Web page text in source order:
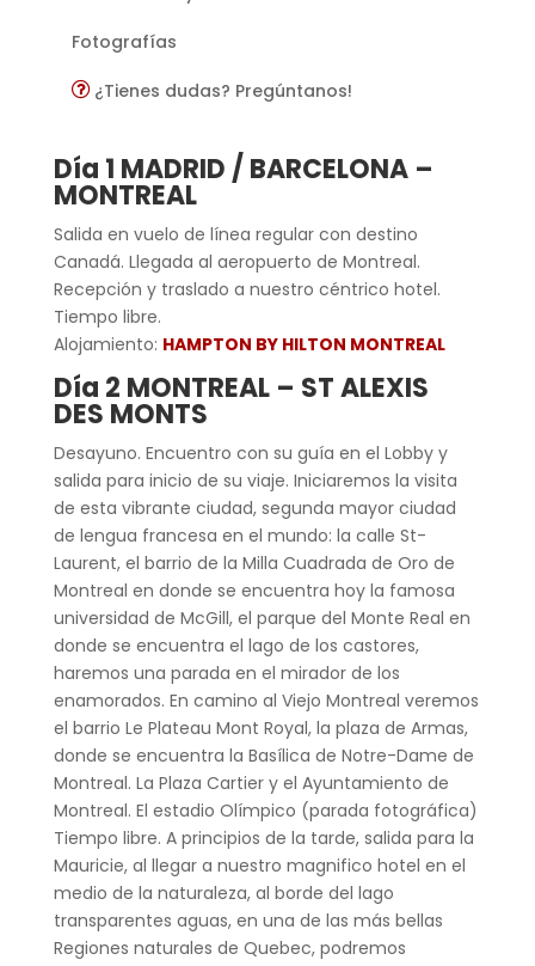
Fotografías
¿Tienes dudas? Pregúntanos!
Día 1 MADRID / BARCELONA –
MONTREAL
Salida en vuelo de línea regular con destino
Canadá. Llegada al aeropuerto de Montreal.
Recepción y traslado a nuestro céntrico hotel.
Tiempo libre.
Alojamiento: HAMPTON BY HILTON MONTREAL
Día 2 MONTREAL – ST ALEXIS
DES MONTS
Desayuno. Encuentro con su guía en el Lobby y
salida para inicio de su viaje. Iniciaremos la visita
de esta vibrante ciudad, segunda mayor ciudad
de lengua francesa en el mundo: la calle St-
Laurent, el barrio de la Milla Cuadrada de Oro de
Montreal en donde se encuentra hoy la famosa
universidad de McGill, el parque del Monte Real en
donde se encuentra el lago de los castores,
haremos una parada en el mirador de los
enamorados. En camino al Viejo Montreal veremos
el barrio Le Plateau Mont Royal, la plaza de Armas,
donde se encuentra la Basílica de Notre-Dame de
Montreal. La Plaza Cartier y el Ayuntamiento de
Montreal. El estadio Olímpico (parada fotográfica)
Tiempo libre. A principios de la tarde, salida para la
Mauricie, al llegar a nuestro magnifico hotel en el
medio de la naturaleza, al borde del lago
transparentes aguas, en una de las más bellas
Regiones naturales de Quebec, podremos